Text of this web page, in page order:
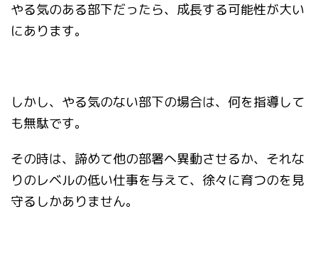
やる気のある部下だったら、成長する可能性が大い
にあります。
しかし、やる気のない部下の場合は、何を指導して
も無駄です。
その時は、諦めて他の部署へ異動させるか、それな
りのレベルの低い仕事を与えて、徐々に育つのを見
守るしかありません。